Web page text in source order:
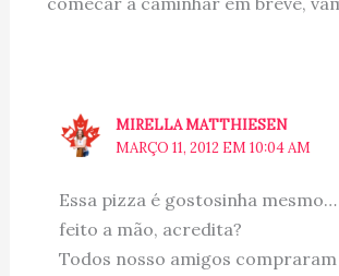
MIRELLA MATTHIESEN
MARÇO 11, 2012 EM 10:04 AM
Essa pizza é gostosinha
feito a mão, acredita?
Todos nosso amigos